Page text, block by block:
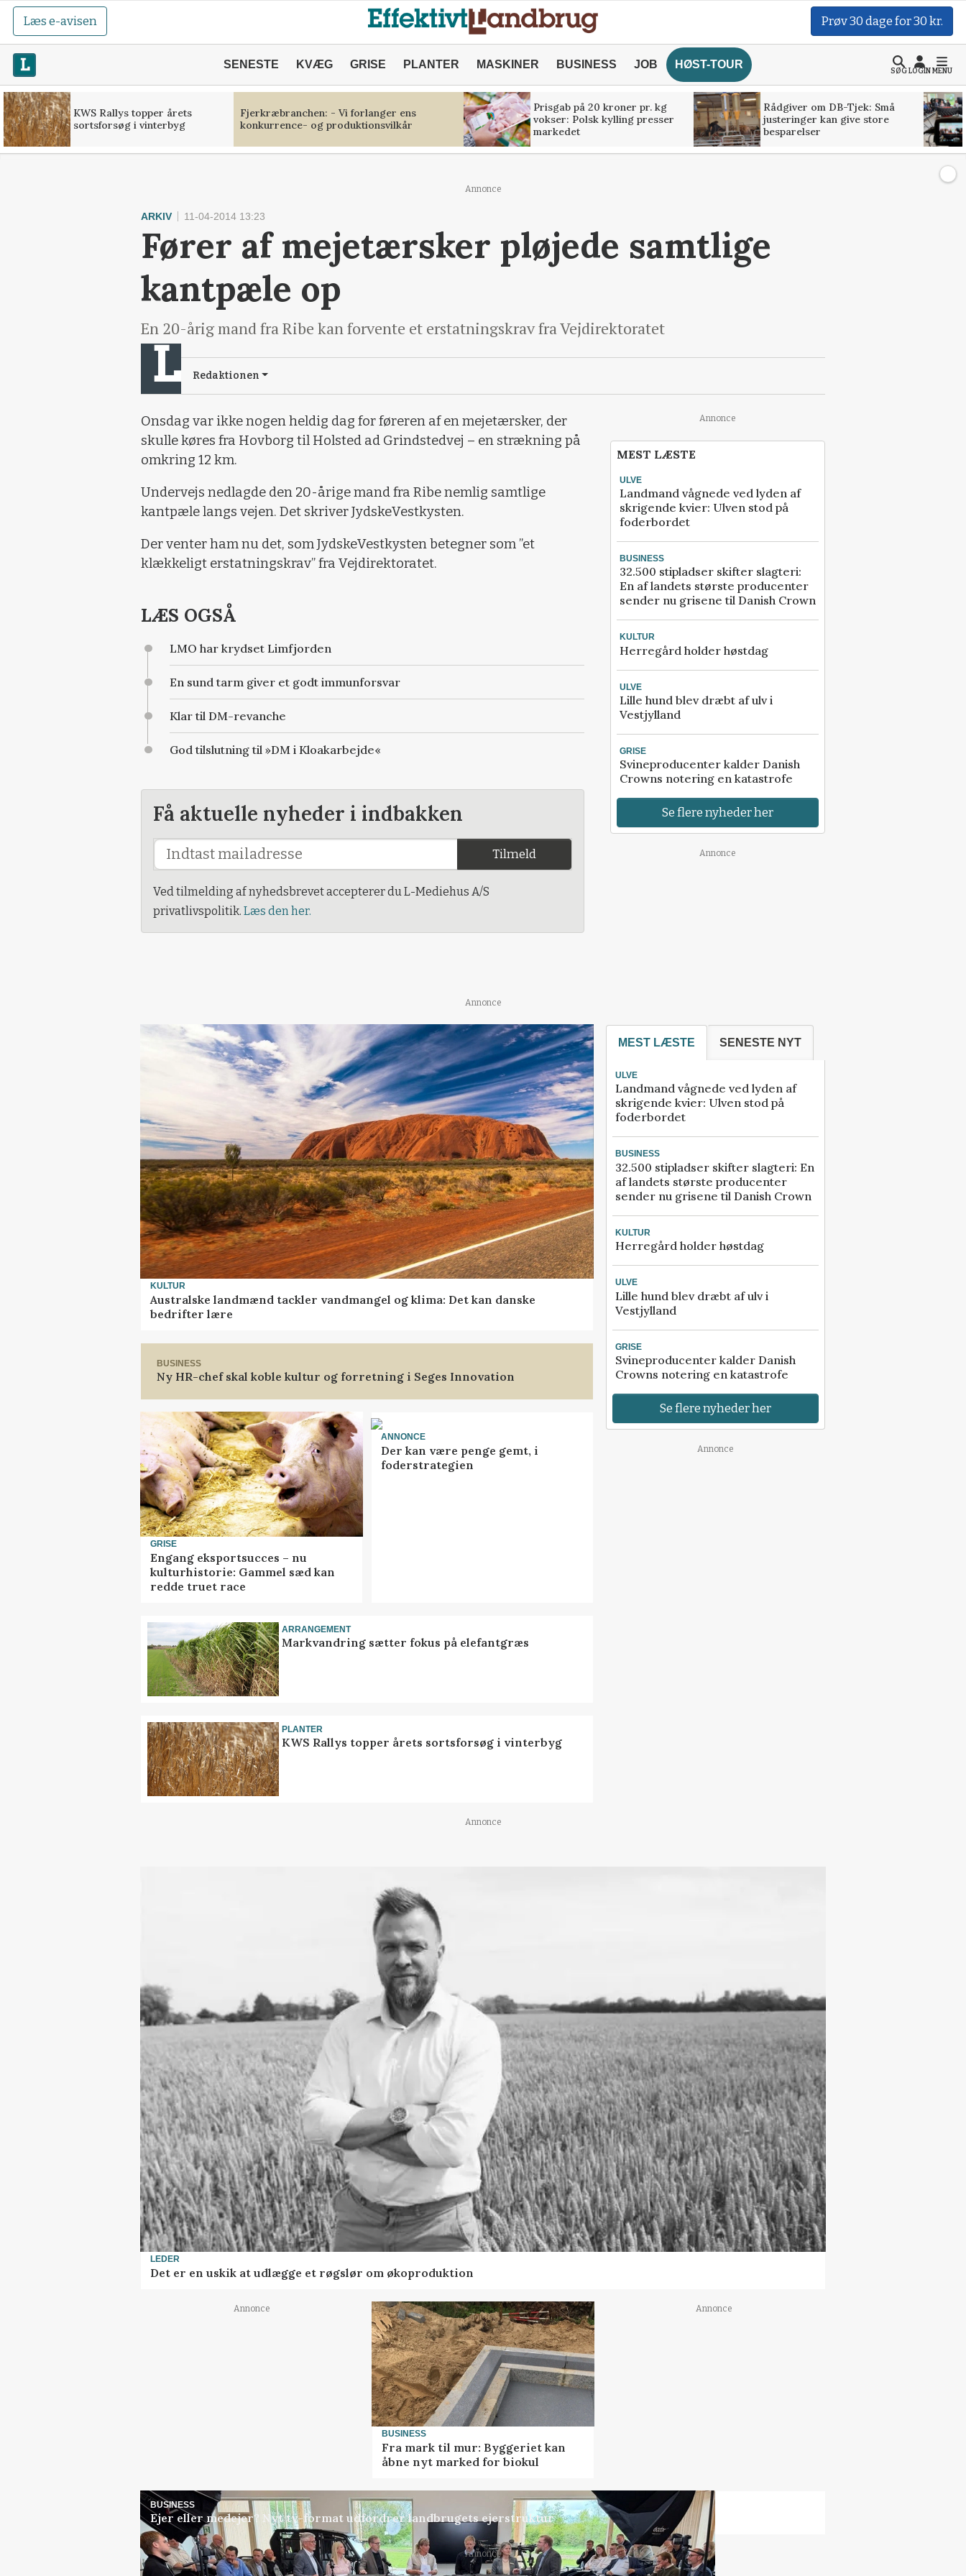
Læs e-avisen Prøv 30 dage for 30 kr.
SENESTE KVÆG GRISE PLANTER MASKINER BUSINESS JOB HØST-TOUR
SØGLOGINMENU
KWS Rallys topper årets
sortsforsøg i vinterbyg
Fjerkræbranchen: - Vi forlanger ens
konkurrence- og produktionsvilkår
Prisgab på 20 kroner pr. kg
vokser: Polsk kylling presser
markedet
Rådgiver om DB-Tjek: Små
justeringer kan give store
besparelser
Annonce
ARKIV 11-04-2014 13:23
Fører af mejetærsker pløjede samtlige
kantpæle op
En 20-årig mand fra Ribe kan forvente et erstatningskrav fra Vejdirektoratet
Redaktionen
Onsdag var ikke nogen heldig dag for føreren af en mejetærsker, der
skulle køres fra Hovborg til Holsted ad Grindstedvej – en strækning på
omkring 12 km.
Undervejs nedlagde den 20-årige mand fra Ribe nemlig samtlige
kantpæle langs vejen. Det skriver JydskeVestkysten.
Der venter ham nu det, som JydskeVestkysten betegner som ”et
klækkeligt erstatningskrav” fra Vejdirektoratet.
LÆS OGSÅ
LMO har krydset Limfjorden
En sund tarm giver et godt immunforsvar
Klar til DM-revanche
God tilslutning til »DM i Kloakarbejde«
Få aktuelle nyheder i indbakken
Tilmeld
Ved tilmelding af nyhedsbrevet accepterer du L-Mediehus A/S
privatlivspolitik. Læs den her.
Annonce
MEST LÆSTE
ULVE
Landmand vågnede ved lyden af
skrigende kvier: Ulven stod på
foderbordet
BUSINESS
32.500 stipladser skifter slagteri:
En af landets største producenter
sender nu grisene til Danish Crown
KULTUR
Herregård holder høstdag
ULVE
Lille hund blev dræbt af ulv i
Vestjylland
GRISE
Svineproducenter kalder Danish
Crowns notering en katastrofe
Se flere nyheder her
Annonce
Annonce
KULTUR
Australske landmænd tackler vandmangel og klima: Det kan danske
bedrifter lære
BUSINESS
Ny HR-chef skal koble kultur og forretning i Seges Innovation
GRISE
Engang eksportsucces – nu
kulturhistorie: Gammel sæd kan
redde truet race
ANNONCE
Der kan være penge gemt, i
foderstrategien
ARRANGEMENT
Markvandring sætter fokus på elefantgræs
PLANTER
KWS Rallys topper årets sortsforsøg i vinterbyg
MEST LÆSTE SENESTE NYT
ULVE
Landmand vågnede ved lyden af
skrigende kvier: Ulven stod på
foderbordet
BUSINESS
32.500 stipladser skifter slagteri: En
af landets største producenter
sender nu grisene til Danish Crown
KULTUR
Herregård holder høstdag
ULVE
Lille hund blev dræbt af ulv i
Vestjylland
GRISE
Svineproducenter kalder Danish
Crowns notering en katastrofe
Se flere nyheder her
Annonce
Annonce
LEDER
Det er en uskik at udlægge et røgslør om økoproduktion
Annonce
BUSINESS
Fra mark til mur: Byggeriet kan
åbne nyt marked for biokul
Annonce
BUSINESS
Ejer eller medejer? Nyt tv-format udfordrer landbrugets ejerstruktur
Annonce